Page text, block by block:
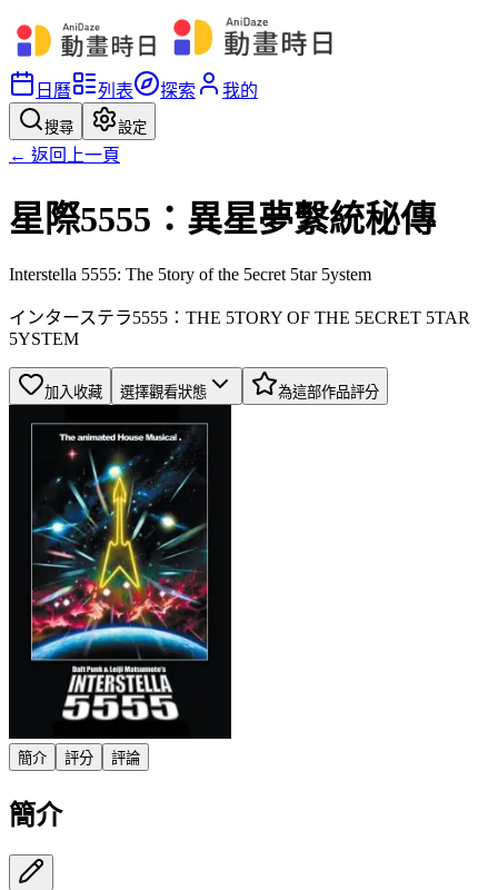
日曆 列表 探索 我的
搜尋 設定
← 返回上一頁
星際5555：異星夢繫統秘傳
Interstella 5555: The 5tory of the 5ecret 5tar 5ystem
インターステラ5555：THE 5TORY OF THE 5ECRET 5TAR
5YSTEM
加入收藏 選擇觀看狀態 為這部作品評分
簡介 評分 評論
簡介